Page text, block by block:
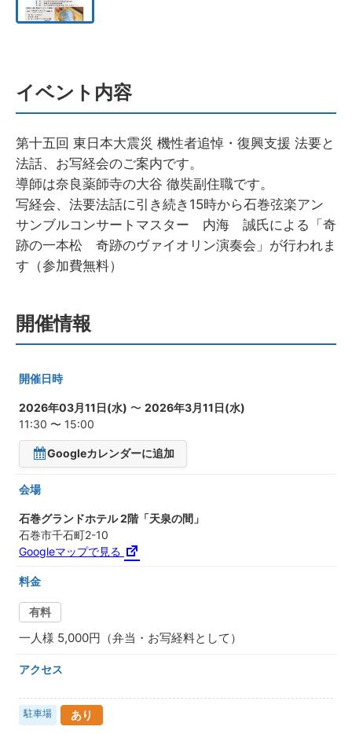
イベント内容
第十五回 東日本大震災 機性者追悼・復興支援 法要と
法話、お写経会のご案内です。
導師は奈良薬師寺の大谷 徹奘副住職です。
写経会、法要法話に引き続き15時から石巻弦楽アン
サンブルコンサートマスター 内海 誠氏による「奇
跡の一本松 奇跡のヴァイオリン演奏会」が行われま
す（参加費無料）
開催情報
開催日時
2026年03月11日(水) 〜 2026年3月11日(水)
11:30 〜 15:00
Googleカレンダーに追加
会場
石巻グランドホテル 2階「天泉の間」
石巻市千石町2-10
Googleマップで見る
料金
有料
一人様 5,000円（弁当・お写経料として）
アクセス
駐車場 あり